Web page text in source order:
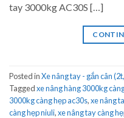
tay 3000kg AC30S […]
Posted inXe nâng tay - gắn cân
Taggedxe nâng hàng 3000kg
3000kg càng hẹp ac30s,xe nâng
càng hẹp niuli,xe nâng tay càng